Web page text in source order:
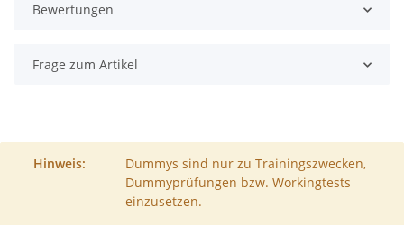
Bewertungen
Frage zum Artikel
Hinweis:
Dummys sind nur zu Trainingszwecken,
Dummyprüfungen bzw. Workingtests
einzusetzen.